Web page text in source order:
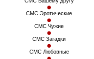
СМС Эротические
СМС Чужие
СМС Загадки
СМС Любовные